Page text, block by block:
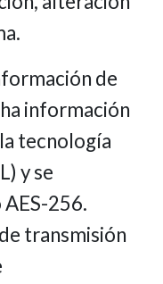
de
información
tecnología
y se
256.
transmisión